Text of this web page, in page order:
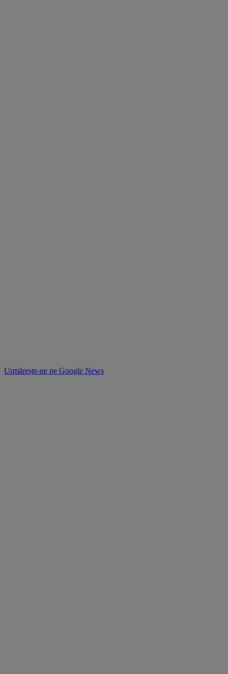
Urmărește-ne pe Google News